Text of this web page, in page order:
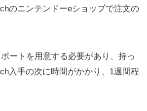
のニンテンドーeショップで注文の
ートを用意する必要があり、持っ
入手の次に時間がかかり、1週間程